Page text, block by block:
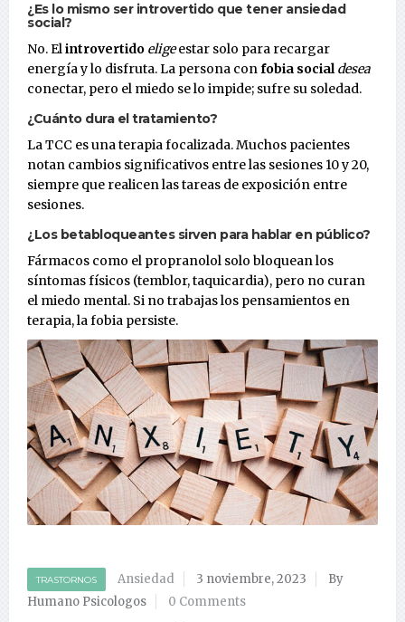
¿Es lo mismo ser introvertido que tener ansiedad
social?
No. Elintrovertido eligeestar solo para recargar
energía y lo disfruta. La persona confobia social desea
conectar, pero el miedo se lo impide; sufre su soledad.
¿Cuánto dura el tratamiento?
La TCC es una terapia focalizada. Muchos pacientes
notan cambios significativos entre las sesiones 10 y 20,
siempre que realicen las tareas de exposición entre
sesiones.
¿Los betabloqueantes sirven para hablar en público?
Fármacos como el propranolol solo bloquean los
síntomas físicos (temblor, taquicardia), pero no curan
el miedo mental. Si no trabajas los pensamientos en
terapia, la fobia persiste.
TRASTORNOS Ansiedad 3 noviembre, 2023
By
Humano Psicologos
0 Comments